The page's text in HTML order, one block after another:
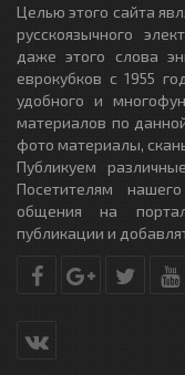
Целью этого сайта
русскоязычного
даже этого слова
еврокубков с 1955
удобного и
материалов по
фото материалы,
Публикуем
Посетителям
общения на
публикации и